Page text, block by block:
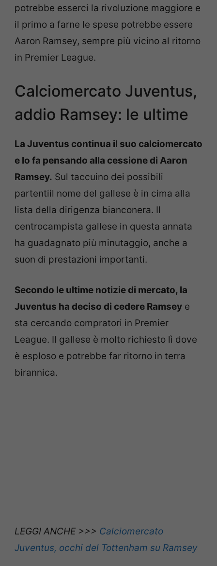
potrebbe esserci la rivoluzione maggiore e
il primo a farne le spese potrebbe essere
Aaron Ramsey, sempre più vicino al ritorno
in Premier League.
Calciomercato Juventus,
addio Ramsey: le ultime
La Juventus continua il suo calciomercato
e lo fa pensando alla cessione di Aaron
Ramsey. Sul taccuino dei possibili
partentiil nome del gallese è in cima alla
lista della dirigenza bianconera. Il
centrocampista gallese in questa annata
ha guadagnato più minutaggio, anche a
suon di prestazioni importanti.
Secondo le ultime notizie di mercato, la
Juventus ha deciso di cedere Ramsey e
sta cercando compratori in Premier
League. Il gallese è molto richiesto lì dove
è esploso e potrebbe far ritorno in terra
birannica.
LEGGI ANCHE >>> Calciomercato
Juventus, occhi del Tottenham su Ramsey